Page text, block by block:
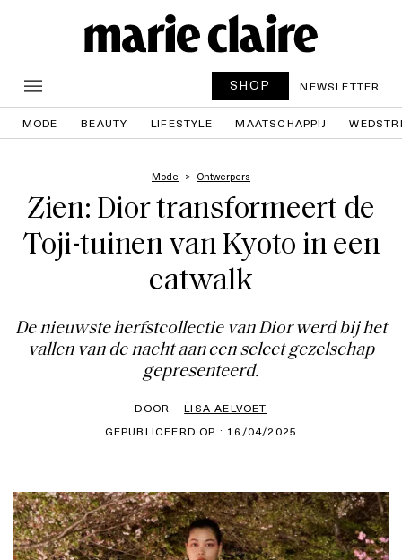
SHOP NEWSLETTER
MODE BEAUTY LIFESTYLE MAATSCHAPPIJ
Mode Ontwerpers
Zien: Dior transformeert de
Toji-tuinen van Kyoto in een
catwalk
De nieuwste herfstcollectie van Dior werd bij het
vallen van de nacht aan een select gezelschap
gepresenteerd.
DOOR
LISA AELVOET
GEPUBLICEERD OP : 16/04/2025